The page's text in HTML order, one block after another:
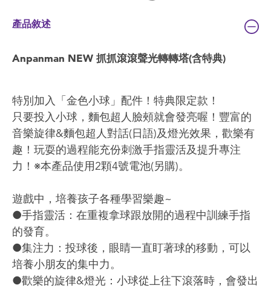
產品敘述
Anpanman NEW 抓抓滾滾聲光轉轉塔(含特典)
特別加入「金色小球」配件！特典限定款！
只要投入小球，麵包超人臉頰就會發亮喔！豐富的
音樂旋律&麵包超人對話(日語)及燈光效果，歡樂有
趣！玩耍的過程能充份刺激手指靈活及提升專注
力！※本產品使用2顆4號電池(另購)。
遊戲中，培養孩子各種學習樂趣~
●手指靈活：在重複拿球跟放開的過程中訓練手指
的發育。
●集注力：投球後，眼睛一直盯著球的移動，可以
培養小朋友的集中力。
●歡樂的旋律&燈光：小球從上往下滾落時，會發出